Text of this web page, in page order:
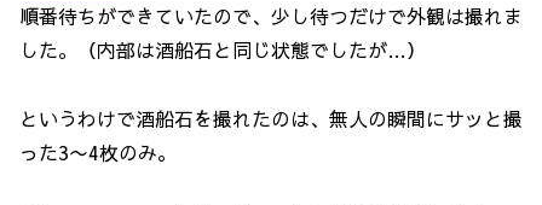
順番待ちができていたので、少し待つだけで外観は撮れま
した。（内部は酒船石と同じ状態でしたが…）
というわけで酒船石を撮れたのは、無人の瞬間にサッと撮
った3〜4枚のみ。